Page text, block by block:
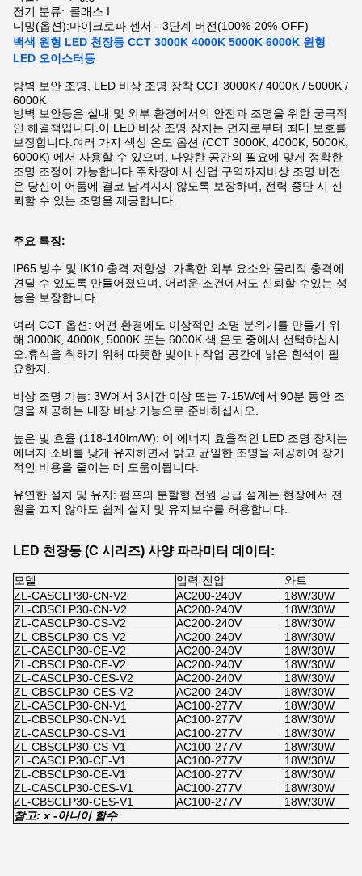
전기 분류: 클래스 I
디밍(옵션):마이크로파 센서 - 3단계 버전(100%-20%-OFF)
백색 원형 LED 천장등 CCT 3000K 4000K 5000K 6000K 원형
LED 오이스터등
방벽 보안 조명, LED 비상 조명 장착 CCT 3000K / 4000K / 5000K /
6000K
방벽 보안등은 실내 및 외부 환경에서의 안전과 조명을 위한 궁극적
인 해결책입니다.이 LED 비상 조명 장치는 먼지로부터 최대 보호를
보장합니다.여러 가지 색상 온도 옵션 (CCT 3000K, 4000K, 5000K,
6000K) 에서 사용할 수 있으며, 다양한 공간의 필요에 맞게 정확한
조명 조정이 가능합니다.주차장에서 산업 구역까지비상 조명 버전
은 당신이 어둠에 결코 남겨지지 않도록 보장하며, 전력 중단 시 신
뢰할 수 있는 조명을 제공합니다.
주요 특징:
IP65 방수 및 IK10 충격 저항성: 가혹한 외부 요소와 물리적 충격에
견딜 수 있도록 만들어졌으며, 어려운 조건에서도 신뢰할 수있는 성
능을 보장합니다.
여러 CCT 옵션: 어떤 환경에도 이상적인 조명 분위기를 만들기 위
해 3000K, 4000K, 5000K 또는 6000K 색 온도 중에서 선택하십시
오.휴식을 취하기 위해 따뜻한 빛이나 작업 공간에 밝은 흰색이 필
요한지.
비상 조명 기능: 3W에서 3시간 이상 또는 7-15W에서 90분 동안 조
명을 제공하는 내장 비상 기능으로 준비하십시오.
높은 빛 효율 (118-140lm/W): 이 에너지 효율적인 LED 조명 장치는
에너지 소비를 낮게 유지하면서 밝고 균일한 조명을 제공하여 장기
적인 비용을 줄이는 데 도움이됩니다.
유연한 설치 및 유지: 펌프의 분할형 전원 공급 설계는 현장에서 전
원을 끄지 않아도 쉽게 설치 및 유지보수를 허용합니다.
LED 천장등 (C 시리즈) 사양 파라미터 데이터:
모델 입력 전압
와트
ZL-CASCLP30-CN-V2
AC200-240V
18W/30W
ZL-CBSCLP30-CN-V2
AC200-240V
18W/30W
ZL-CASCLP30-CS-V2
AC200-240V
18W/30W
ZL-CBSCLP30-CS-V2
AC200-240V
18W/30W
ZL-CASCLP30-CE-V2
AC200-240V
18W/30W
ZL-CBSCLP30-CE-V2
AC200-240V
18W/30W
ZL-CASCLP30-CES-V2
AC200-240V
18W/30W
ZL-CBSCLP30-CES-V2
AC200-240V
18W/30W
ZL-CASCLP30-CN-V1
AC100-277V
18W/30W
ZL-CBSCLP30-CN-V1
AC100-277V
18W/30W
ZL-CASCLP30-CS-V1
AC100-277V
18W/30W
ZL-CBSCLP30-CS-V1
AC100-277V
18W/30W
ZL-CASCLP30-CE-V1
AC100-277V
18W/30W
ZL-CBSCLP30-CE-V1
AC100-277V
18W/30W
ZL-CASCLP30-CES-V1
AC100-277V
18W/30W
ZL-CBSCLP30-CES-V1
AC100-277V
18W/30W
참고: x -아니이 함수